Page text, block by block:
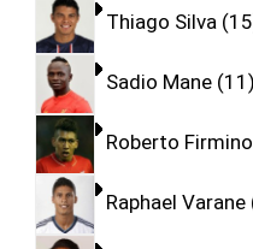
Thiago Silva 15
Sadio Mane 11
Roberto Firmino
Raphael Varane